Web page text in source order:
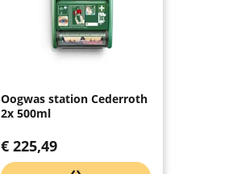
Oogwas station Cederroth
2x 500ml
€ 225,49